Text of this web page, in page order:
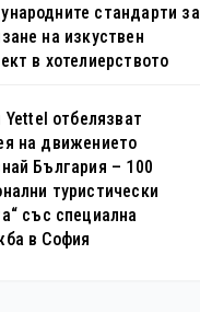
стандарти за
на изкуствен
в хотелиерството
отбелязват
на движението
България – 100
туристически
със специална
в София